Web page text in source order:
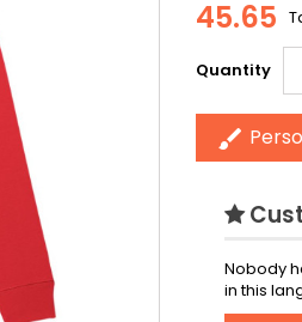
45.65
Quantity
brush
Nobody
in this